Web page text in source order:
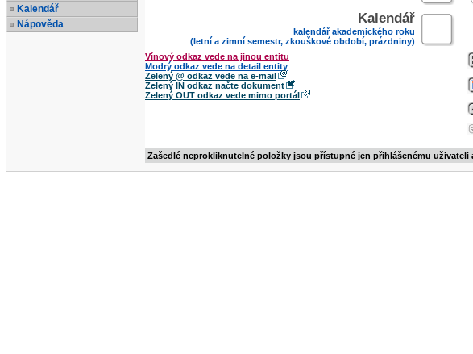
Kalendář
Nápověda
Kalendář
kalendář akademického roku
(letní a zimní semestr, zkouškové období, prázdniny)
Vínový odkaz vede na jinou entitu
Modrý odkaz vede na detail entity
Zelený @ odkaz vede na e-mail
Zelený IN odkaz načte dokument
Zelený OUT odkaz vede mimo portál
Zašedlé neprokliknutelné položky jsou přístupné jen přihlášenému uživateli